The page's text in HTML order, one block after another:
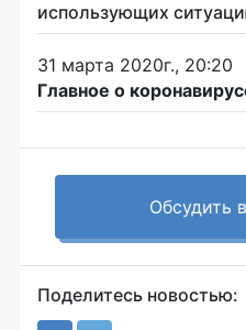
использующих
31 марта 2020г., 20:20
Главное о
Обсудить
Поделитесь новостью: